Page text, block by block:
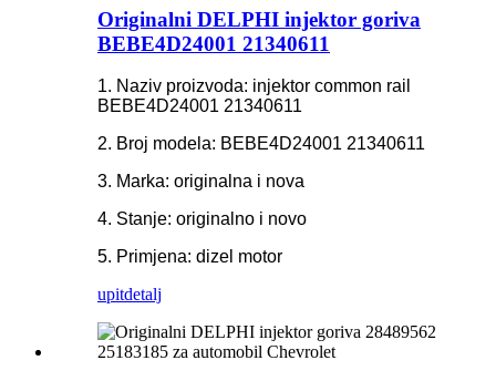
Originalni DELPHI injektor goriva
BEBE4D24001 21340611
1. Naziv proizvoda: injektor common rail
BEBE4D24001 21340611
2. Broj modela: BEBE4D24001 21340611
3. Marka: originalna i nova
4. Stanje: originalno i novo
5. Primjena: dizel motor
upitdetalj